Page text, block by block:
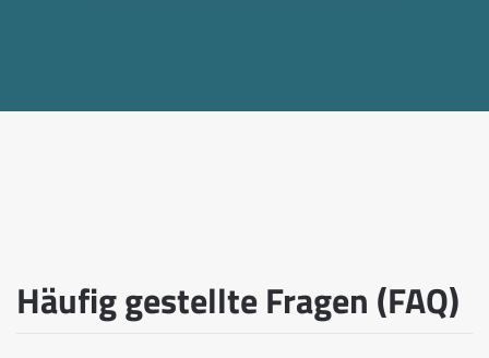
Häufig gestellte Fragen (FAQ)